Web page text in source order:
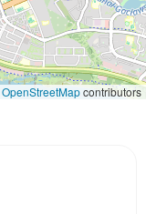
OpenStreetMapcontributors